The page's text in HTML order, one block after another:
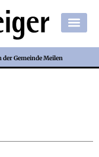
Gemeinde Meilen